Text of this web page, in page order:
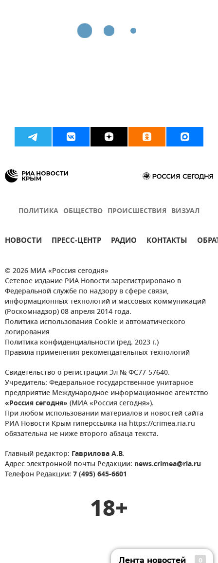
ПОЛИТИКА ОБЩЕСТВО ПРОИСШЕСТВИЯ ВИЗУАЛ
НОВОСТИ ПРЕСС-ЦЕНТР РАДИО КОНТАКТЫ
© 2026 МИА «Россия сегодня»
Сетевое издание РИА Новости зарегистрировано в
Федеральной службе по надзору в сфере связи,
информационных технологий и массовых коммуникаций
(Роскомнадзор) 08 апреля 2014 года.
Политика использования Cookie и автоматического
логирования
Политика конфиденциальности (ред. 2023 г.)
Правила применения рекомендательных технологий
Свидетельство о регистрации Эл № ФС77-57640.
Учредитель: Федеральное государственное унитарное
предприятие Международное информационное агентство
«Россия сегодня» (МИА «Россия сегодня»).
При любом использовании материалов и новостей сайта
РИА Новости Крым гиперссылка на https://crimea.ria.ru
обязательна не ниже второго абзаца текста.
Главный редактор: Гаврилова А.В.
Адрес электронной почты Редакции: news.crimea@ria.ru
Телефон Редакции: 7 (495) 645-6601
18+
Лента новостей 0